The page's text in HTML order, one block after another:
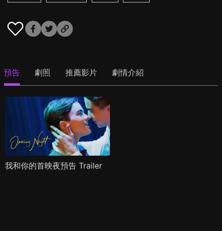
預告 劇照 推薦影片 劇情介紹
我和你的首映夜預告 Trailer